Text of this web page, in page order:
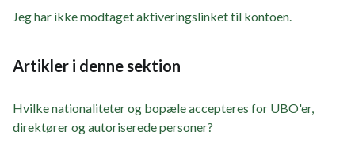
Jeg har ikke modtaget aktiveringslinket til kontoen.
Artikler i denne sektion
Hvilke nationaliteter og bopæle accepteres for UBO'er,
direktører og autoriserede personer?